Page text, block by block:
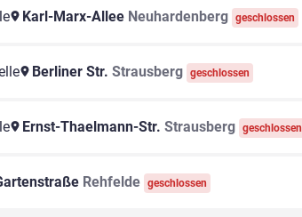
Karl-Marx-Allee Neuhardenberg geschlossen
Berliner Str. Strausberg geschlossen
Ernst-Thaelmann-Str. Strausberg geschlossen
Rehfelde geschlossen